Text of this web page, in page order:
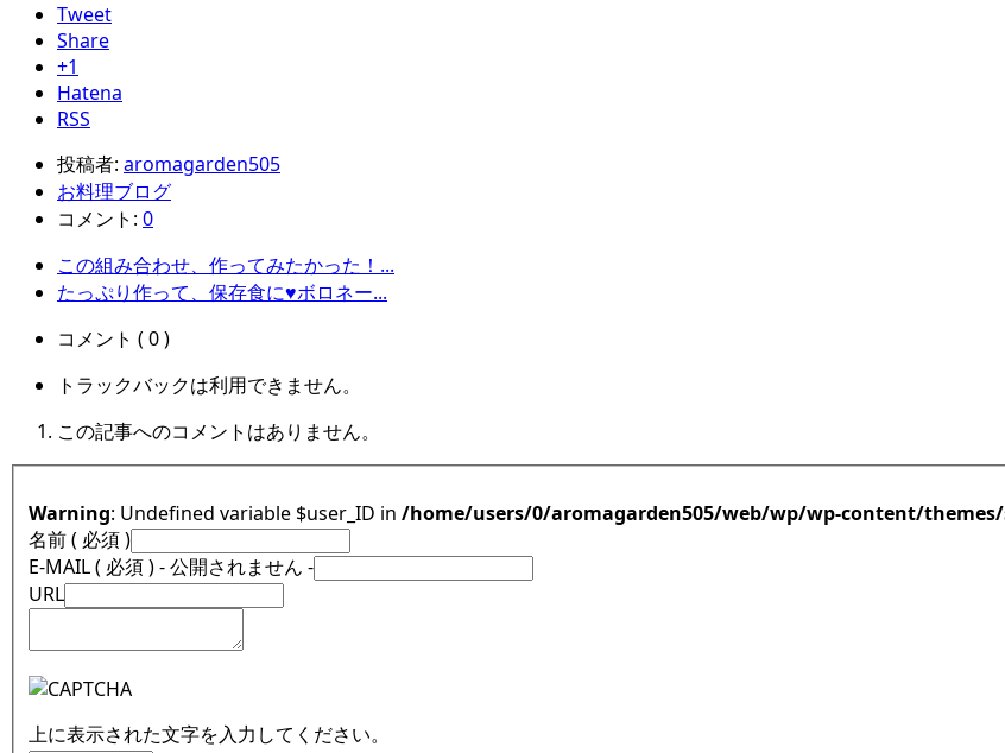
Tweet
Share
+1
Hatena
RSS
投稿者: aromagarden505
お料理ブログ
コメント: 0
この組み合わせ、作ってみたかった！...
たっぷり作って、保存食に♥ボロネー...
コメント ( 0 )
トラックバックは利用できません。
この記事へのコメントはありません。
Warning : Undefined variable $user_ID in /home/users/0/aromagarden505/web/wp/wp-content/
名前 ( 必須 )
E-MAIL ( 必須 ) - 公開されません -
URL
上に表示された文字を入力してください。